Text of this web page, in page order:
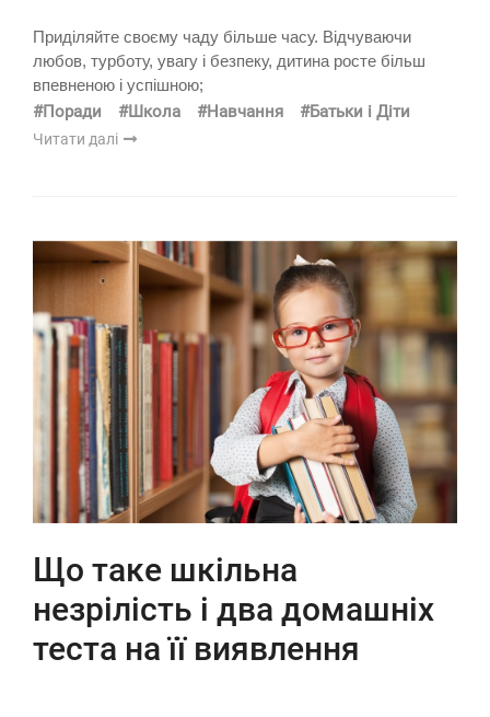
Приділяйте своєму чаду більше часу. Відчуваючи
любов, турботу, увагу і безпеку, дитина росте більш
впевненою і успішною;
#Поради #Школа #Навчання #Батьки і Діти
Читати далі
Що таке шкільна
незрілість і два домашніх
теста на її виявлення